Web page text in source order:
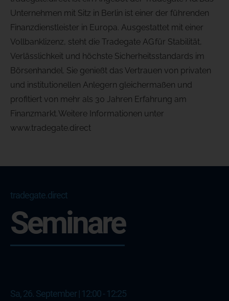
Unternehmen mit Sitz in Berlin ist einer der führenden
Finanzdienstleister in Europa. Ausgestattet mit einer
Vollbanklizenz, steht die Tradegate AG für Stabilität,
Verlässlichkeit und höchste Sicherheitsstandards im
Börsenhandel. Sie genießt das Vertrauen von privaten
und institutionellen Anlegern gleichermaßen und
profitiert von mehr als 30 Jahren Erfahrung am
Finanzmarkt. Weitere Informationen unter
www.tradegate.direct
tradegate.direct
Seminare
Sa, 26. September | 12:00 - 12:25